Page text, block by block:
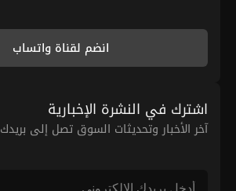
انضم لقناة واتساب
اشترك في النشرة الإخبارية
آخر الأخبار وتحديثات السوق تصل إلى بريدك